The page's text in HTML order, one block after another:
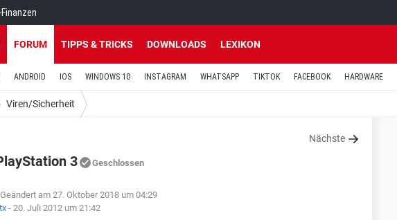
FORUM TIPPS & TRICKS DOWNLOADS LEXIKON
ANDROID IOS WINDOWS 10 INSTAGRAM WHATSAPP TIKTOK FACEBOOK HARDWARE
Viren/Sicherheit
Nächste
3 Geschlossen
am 27. Oktober 2018 um 04:29
- 20. Juli 2012 um 21:42